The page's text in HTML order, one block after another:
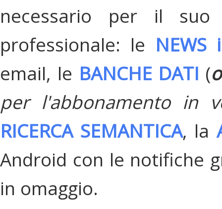
necessario per il suo
professionale: le
email, le BANCHE DATI (
per l'abbonamento in
RICERCA SEMANTICA, la
Android con le notifiche
in omaggio.